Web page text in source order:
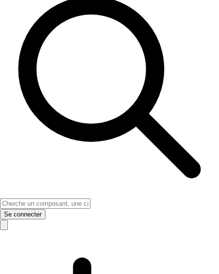
Se connecter